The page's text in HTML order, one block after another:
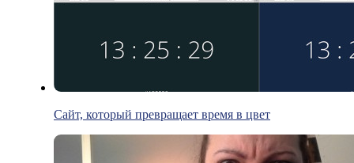
Сайт, который превращает время в цвет